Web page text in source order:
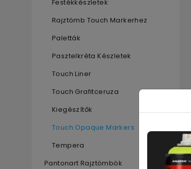
Festékkészletek
Rajztömb Touch Markerhez
Paletták
Pasztelkréta Készletek
Touch Liner
Touch Grafitceruza
Kiegészítők
Touch Opaque Markers
Tempera
Pantonart Rajztömbök